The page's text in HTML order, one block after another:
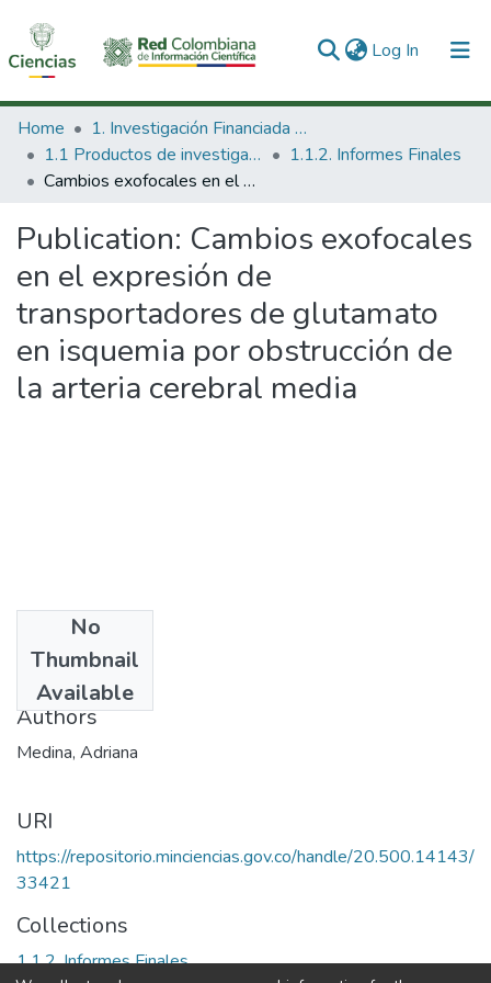
Log In (current)
Communities & Collections
All of DSpace
Home
1. Investigación Financiada con Recursos Públicos
1.1 Productos de investigación
1.1.2. Informes Finales
Cambios exofocales en el expresión de transportadores de glutamato en isquemia por obstrucción de la arteria cerebral media
Publication: Cambios exofocales
en el expresión de
transportadores de glutamato
en isquemia por obstrucción de
la arteria cerebral media
No
Thumbnail
Available
2005
Authors
Medina, Adriana
URI
https://repositorio.minciencias.gov.co/handle/20.500.14143/
33421
Collections
1.1.2. Informes Finales